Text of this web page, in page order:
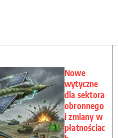
Nowe
wytyczne
dla sektora
obronnego
i zmiany w
płatnościac